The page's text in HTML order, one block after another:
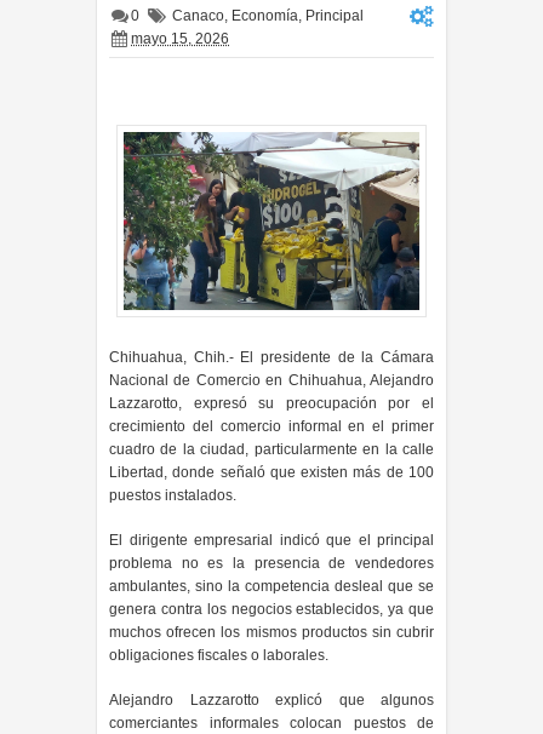
0 Canaco, Economía, Principal
mayo 15, 2026
Chihuahua, Chih.- El presidente de la Cámara
Nacional de Comercio en Chihuahua, Alejandro
Lazzarotto, expresó su preocupación por el
crecimiento del comercio informal en el primer
cuadro de la ciudad, particularmente en la calle
Libertad, donde señaló que existen más de 100
puestos instalados.
El dirigente empresarial indicó que el principal
problema no es la presencia de vendedores
ambulantes, sino la competencia desleal que se
genera contra los negocios establecidos, ya que
muchos ofrecen los mismos productos sin cubrir
obligaciones fiscales o laborales.
Alejandro Lazzarotto explicó que algunos
comerciantes informales colocan puestos de